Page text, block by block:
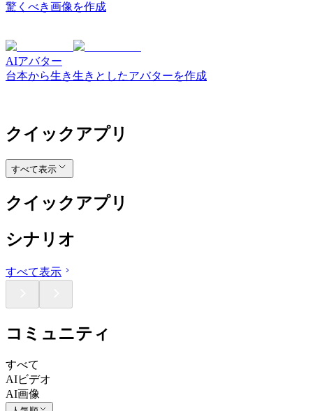
驚くべき画像を作成
AIアバター
台本から生き生きとしたアバターを作成
クイックアプリ
すべて表示
クイックアプリ
シナリオ
すべて表示
コミュニティ
すべて
AIビデオ
AI画像